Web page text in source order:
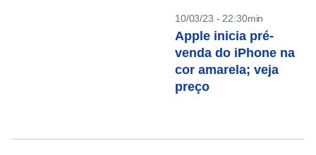
10/03/23 - 22:30min
Apple inicia pré-
venda do iPhone na
cor amarela; veja
preço